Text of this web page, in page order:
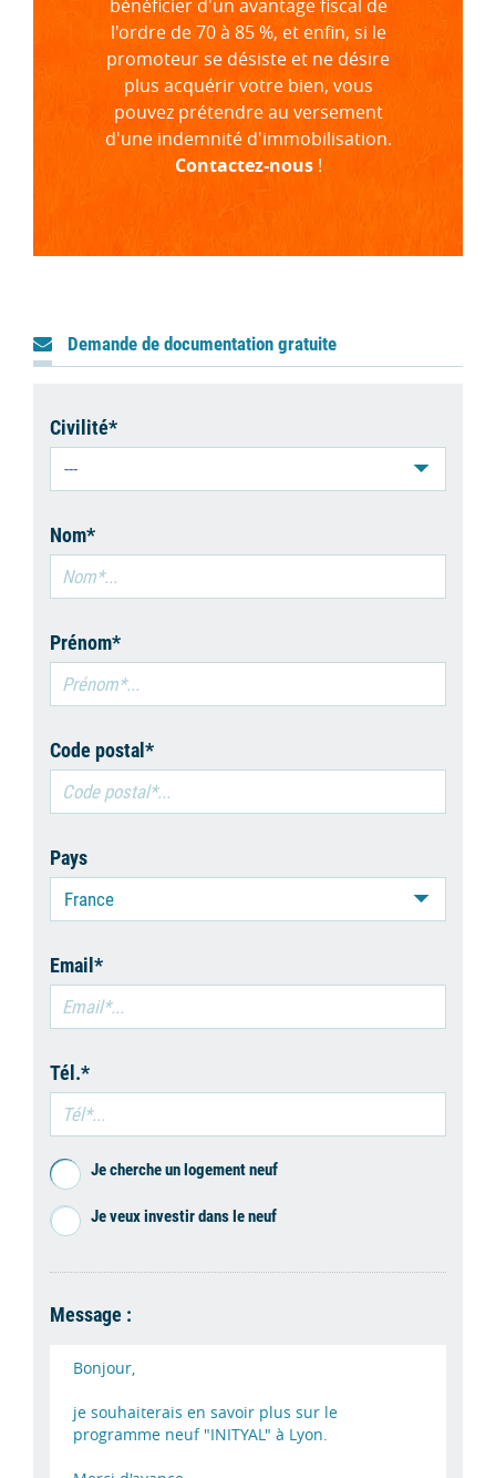
bénéficier d'un avantage fiscal de
l'ordre de 70 à 85 %, et enfin, si le
promoteur se désiste et ne désire
plus acquérir votre bien, vous
pouvez prétendre au versement
d'une indemnité d'immobilisation.
Contactez-nous!
Demande de documentation gratuite
Civilité*
---
Nom*
Prénom*
Code postal*
Pays
France
Email*
Tél.*
Je cherche un logement neuf
Je veux investir dans le neuf
Message :